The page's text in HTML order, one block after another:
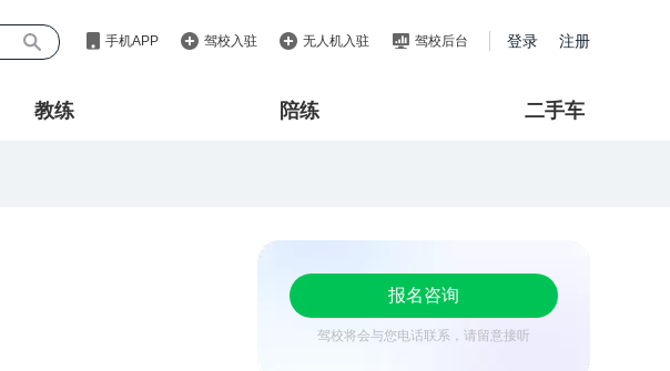
手机APP 驾校入驻 无人机入驻 驾校后台 登录 注册
教练 陪练 二手车
报名咨询
驾校将会与您电话联系，请留意接听